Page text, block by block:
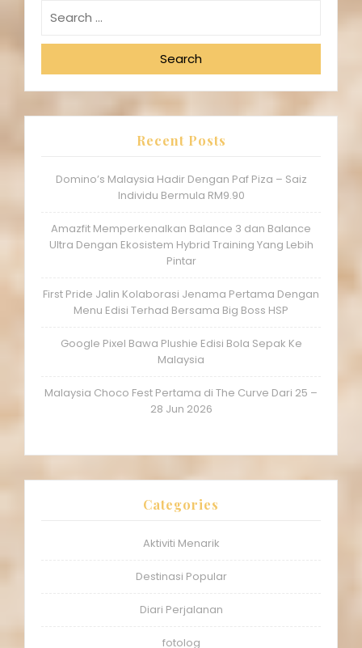
Search
Recent Posts
Domino’s Malaysia Hadir Dengan Paf Piza – Saiz
Individu Bermula RM9.90
Amazfit Memperkenalkan Balance 3 dan Balance
Ultra Dengan Ekosistem Hybrid Training Yang Lebih
Pintar
First Pride Jalin Kolaborasi Jenama Pertama Dengan
Menu Edisi Terhad Bersama Big Boss HSP
Google Pixel Bawa Plushie Edisi Bola Sepak Ke
Malaysia
Malaysia Choco Fest Pertama di The Curve Dari 25 –
28 Jun 2026
Categories
Aktiviti Menarik
Destinasi Popular
Diari Perjalanan
fotolog